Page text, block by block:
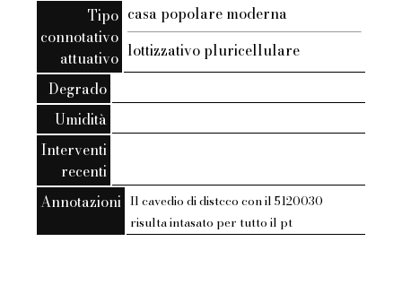
Tipo
connotativo
attuativo
casa popolare moderna
lottizzativo pluricellulare
Degrado
Umidità
Interventi
recenti
Annotazioni Il cavedio di distcco con il 5120030
risulta intasato per tutto il pt